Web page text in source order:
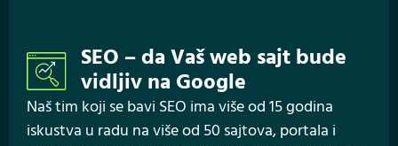
SEO – da Vaš web sajt bude
vidljiv na Google
Naš tim koji se bavi SEO ima više od 15 godina
iskustva u radu na više od 50 sajtova, portala i